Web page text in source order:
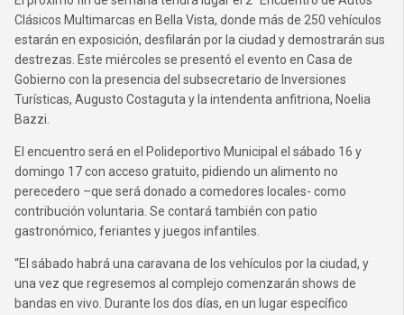
Clásicos Multimarcas en Bella Vista, donde más de 250 vehículos
estarán en exposición, desfilarán por la ciudad y demostrarán sus
destrezas. Este miércoles se presentó el evento en Casa de
Gobierno con la presencia del subsecretario de Inversiones
Turísticas, Augusto Costaguta y la intendenta anfitriona, Noelia
Bazzi.
El encuentro será en el Polideportivo Municipal el sábado 16 y
domingo 17 con acceso gratuito, pidiendo un alimento no
perecedero –que será donado a comedores locales- como
contribución voluntaria. Se contará también con patio
gastronómico, feriantes y juegos infantiles.
“El sábado habrá una caravana de los vehículos por la ciudad, y
una vez que regresemos al complejo comenzarán shows de
bandas en vivo. Durante los dos días, en un lugar específico